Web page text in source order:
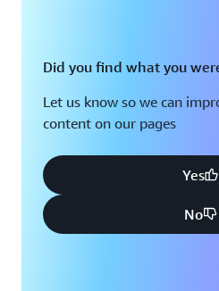
Did you find what you
Let us know so we can
content on our pages
Yes
No